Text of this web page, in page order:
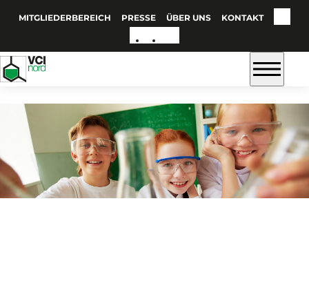
MITGLIEDERBEREICH PRESSE ÜBER UNS KONTAKT